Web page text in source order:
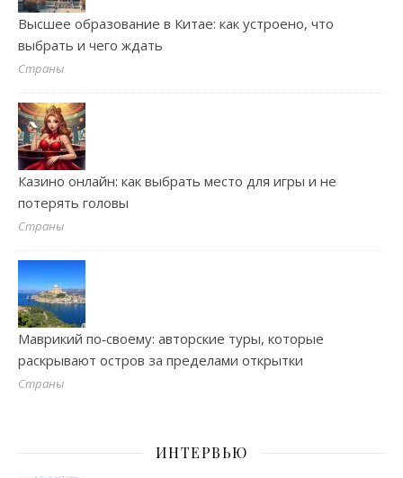
Высшее образование в Китае: как устроено, что
выбрать и чего ждать
Страны
Казино онлайн: как выбрать место для игры и не
потерять головы
Страны
Маврикий по‑своему: авторские туры, которые
раскрывают остров за пределами открытки
Страны
ИНТЕРВЬЮ